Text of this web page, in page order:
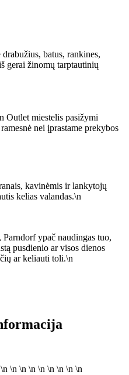
batus, rankines,
gerai žinomų tarptautinių
Outlet miestelis pasižymi
nei įprastame prekybos
kavinėmis ir lankytojų
kelias valandas.\n
ypač naudingas tuo,
pusdienio ar visos dienos
ar keliauti toli.\n
\n \n \n \n \n \n \n \n